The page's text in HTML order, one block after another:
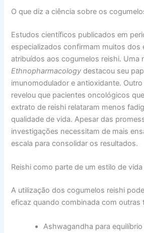
O que diz a ciência sobre os
Estudos científicos publicados em
especializados confirmam muitos dos
atribuídos aos cogumelos reishi. Uma
Ethnopharmacology destacou seu
imunomodulador e antioxidante.
revelou que pacientes oncológicos
extrato de reishi relataram menos
qualidade de vida. Apesar das
investigações necessitam de mais
escala para consolidar os resultados.
Reishi como parte de um estilo de
A utilização dos cogumelos reishi
eficaz quando combinada com outras
Ashwagandha para